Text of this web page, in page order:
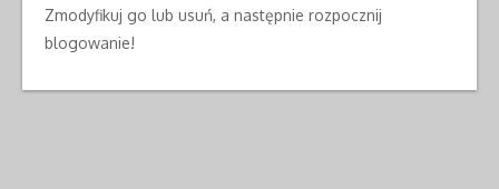
Zmodyfikuj go lub usuń, a następnie rozpocznij
blogowanie!